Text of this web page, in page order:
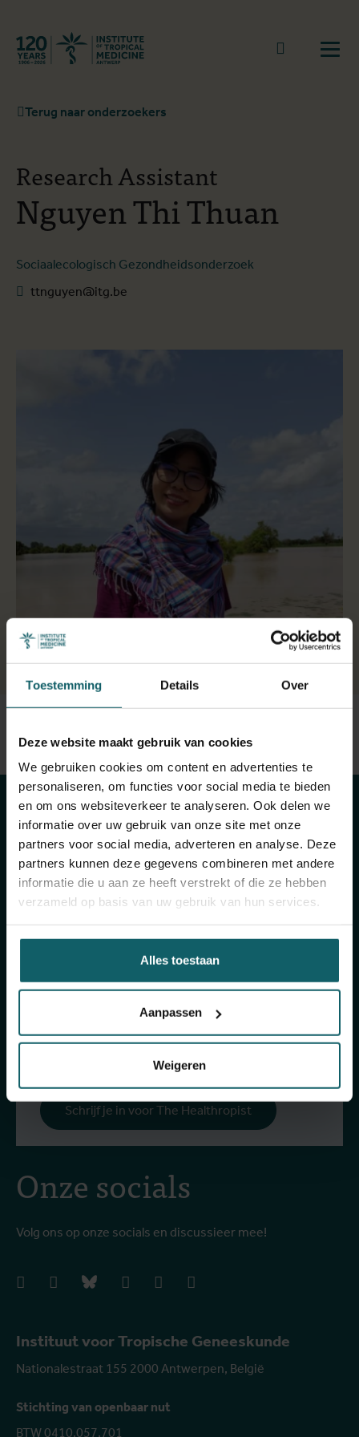
Toestemming Details Over
Deze website maakt gebruik van cookies
We gebruiken cookies om content en advertenties te
personaliseren, om functies voor social media te bieden
en om ons websiteverkeer te analyseren. Ook delen we
informatie over uw gebruik van onze site met onze
partners voor social media, adverteren en analyse. Deze
partners kunnen deze gegevens combineren met andere
informatie die u aan ze heeft verstrekt of die ze hebben
verzameld op basis van uw gebruik van hun services.
Alles toestaan
Aanpassen
Weigeren
Terug naar start
Naar
Terug naar onderzoekers
Nguyen Thi Thuan
Research Assistant
Sociaalecologisch Gezondheidsonderzoek
ttnguyen@itg.be
Selecteer een tabblad
View full fingerprint
Bekijk volledige lijst met projecten
Instituut voor Tropische Geneeskunde
Nationalestraat 155 2000 Antwerpen, België
Stichting van openbaar nut
BTW 0410.057.701
Onze socials
Volg ons op onze socials en discussieer mee!
facebookinstagrambluesky linkedIn youtube
Blijf op de hoogte
van onze
activiteiten
Schrijf je in voor onze algemene nieuwsbrief en
The Healthropist, onze nieuwsbrief
fondsenwerving, om (twee)maandelijkse updates
te ontvangen over ons onderzoek, projecten,
inzichten, aankomende evenementen,
opleidingen, en nog veel meer!
Schrijf je in voor onze algemene
nieuwsbrief
Schrijf je in voor The Healthropist